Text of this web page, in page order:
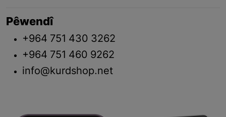
Pêwendî
+964 751 430 3262
+964 751 460 9262
info@kurdshop.net